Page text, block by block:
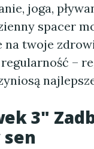
joga,
spacer
twoje
–
3"